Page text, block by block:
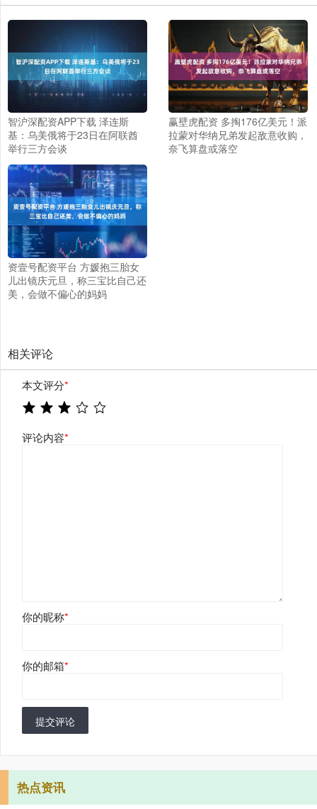
智沪深配资APP下载 泽连斯
基：乌美俄将于23日在阿联酋
举行三方会谈
赢壁虎配资 多掏176亿美元！派
拉蒙对华纳兄弟发起敌意收购，
奈飞算盘或落空
资壹号配资平台 方媛抱三胎女
儿出镜庆元旦，称三宝比自己还
美，会做不偏心的妈妈
相关评论
本文评分*
评论内容*
你的昵称*
你的邮箱*
提交评论
热点资讯